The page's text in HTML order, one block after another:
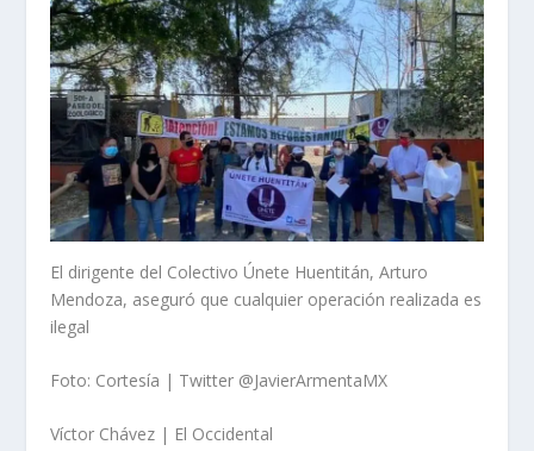
El dirigente del Colectivo Únete Huentitán, Arturo
Mendoza, aseguró que cualquier operación realizada es
ilegal
Foto: Cortesía | Twitter @JavierArmentaMX
Víctor Chávez | El Occidental